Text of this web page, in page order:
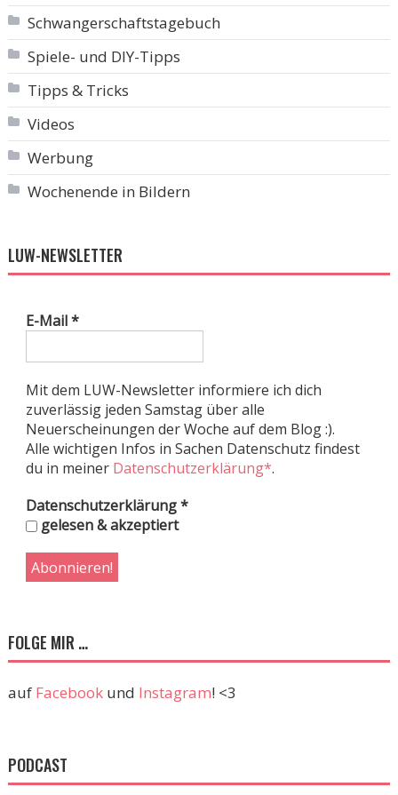
Schwangerschaftstagebuch
Spiele- und DIY-Tipps
Tipps & Tricks
Videos
Werbung
Wochenende in Bildern
LUW-NEWSLETTER
E-Mail*
Mit dem LUW-Newsletter informiere ich dich
zuverlässig jeden Samstag über alle
Neuerscheinungen der Woche auf dem Blog :).
Alle wichtigen Infos in Sachen Datenschutz findest
du in meiner Datenschutzerklärung*.
Datenschutzerklärung*
gelesen & akzeptiert
FOLGE MIR …
auf Facebookund Instagram! <3
PODCAST